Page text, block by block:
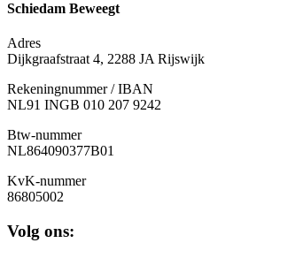
Schiedam Beweegt
Adres
Dijkgraafstraat 4, 2288 JA Rijswijk
Rekeningnummer / IBAN
NL91 INGB 010 207 9242
Btw-nummer
NL864090377B01
KvK-nummer
86805002
Volg ons: